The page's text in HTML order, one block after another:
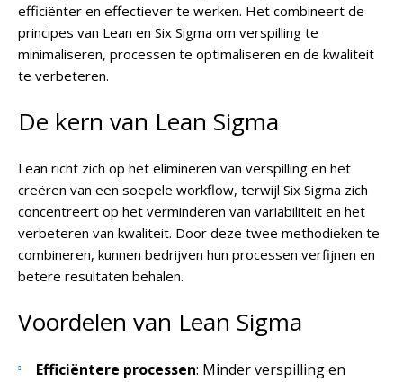
efficiënter en effectiever te werken. Het combineert de
principes van Lean en Six Sigma om verspilling te
minimaliseren, processen te optimaliseren en de kwaliteit
te verbeteren.
De kern van Lean Sigma
Lean richt zich op het elimineren van verspilling en het
creëren van een soepele workflow, terwijl Six Sigma zich
concentreert op het verminderen van variabiliteit en het
verbeteren van kwaliteit. Door deze twee methodieken te
combineren, kunnen bedrijven hun processen verfijnen en
betere resultaten behalen.
Voordelen van Lean Sigma
Efficiëntere processen: Minder verspilling en